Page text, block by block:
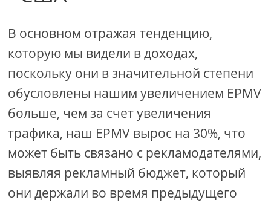
В основном отражая тенденцию,
которую мы видели в доходах,
поскольку они в значительной степени
обусловлены нашим увеличением EPMV
больше, чем за счет увеличения
трафика, наш EPMV вырос на 30%, что
может быть связано с рекламодателями,
выявляя рекламный бюджет, который
они держали во время предыдущего